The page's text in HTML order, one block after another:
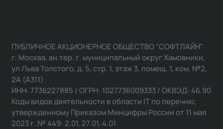
ПУБЛИЧНОЕ АКЦИОНЕРНОЕ ОБЩЕСТВО "СОФТЛАЙН"
г. Москва, вн.тер. г. муниципальный округ Хамовники,
ул Льва Толстого, д. 5, стр. 1, этаж 3, помещ. 1, ком. №2,
2А (А311)
ИНН: 7736227885 / ОГРН: 1027736009333 / ОКВЭД: 46.90
Коды видов деятельности в области IT по перечню,
утвержденному Приказом Минцифры России от 11 мая
2023 г. № 449: 2.01, 27.01, 4.01